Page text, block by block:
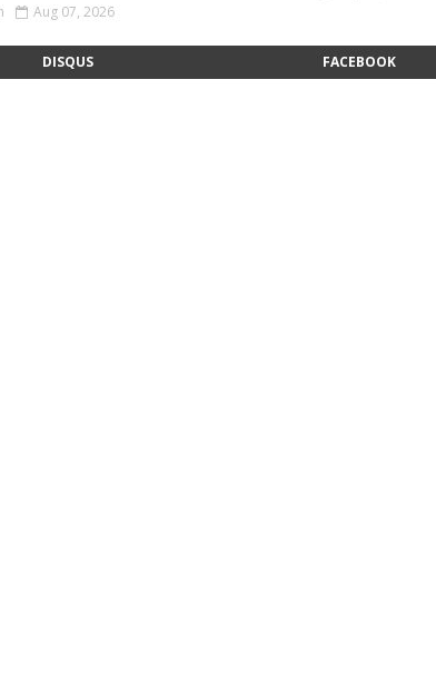
Aug 07, 2026
DISQUS FACEBOOK